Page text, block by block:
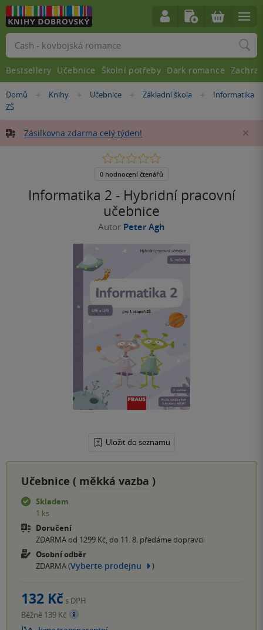
Nacházíte
se
Domů »
Knihy »
Učebnice »
Základní škola »
Informatika
ZŠ
Zásilkovna zdarma celý týden!
Informatika 2 - Hybridní pracovní
učebnice
Autor Peter Agh
Uložit do seznamu
0.0
5
0 hodnocení čtenářů
Učebnice ( měkká vazba )
Skladem
1 ks
Doručení
ZDARMA od 1299 Kč, do 11. 8. předáme dopravci
Osobní odběr
ZDARMA (Vyberte prodejnu )
132 Kč s DPH
Běžně 139 Kč
Vyhledávání
Bestsellery Učebnice Školní potřeby Dark romance